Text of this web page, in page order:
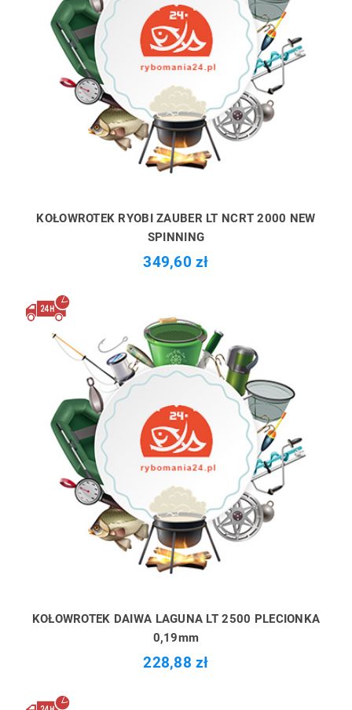
KOŁOWROTEK RYOBI ZAUBER LT NCRT 2000 NEW
SPINNING
349,60 zł
KOŁOWROTEK DAIWA LAGUNA LT 2500 PLECIONKA
0,19mm
228,88 zł